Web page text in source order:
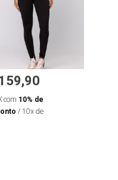
com 10% de
/ 10x de